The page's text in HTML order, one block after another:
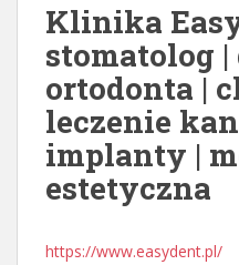
Klinika
stomatolog
ortodonta |
leczenie
implanty |
estetyczna
https://www.easydent.pl/